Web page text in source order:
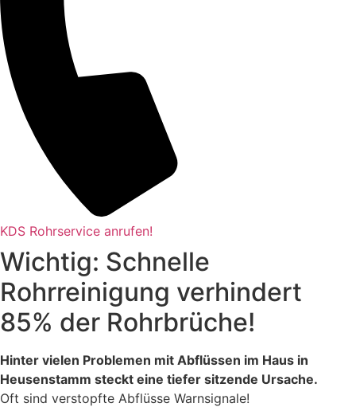
KDS Rohrservice anrufen!
Wichtig: Schnelle
Rohrreinigung verhindert
85% der Rohrbrüche!
Hinter vielen Problemen mit Abflüssen im Haus in
Heusenstamm steckt eine tiefer sitzende Ursache.
Oft sind verstopfte Abflüsse Warnsignale!